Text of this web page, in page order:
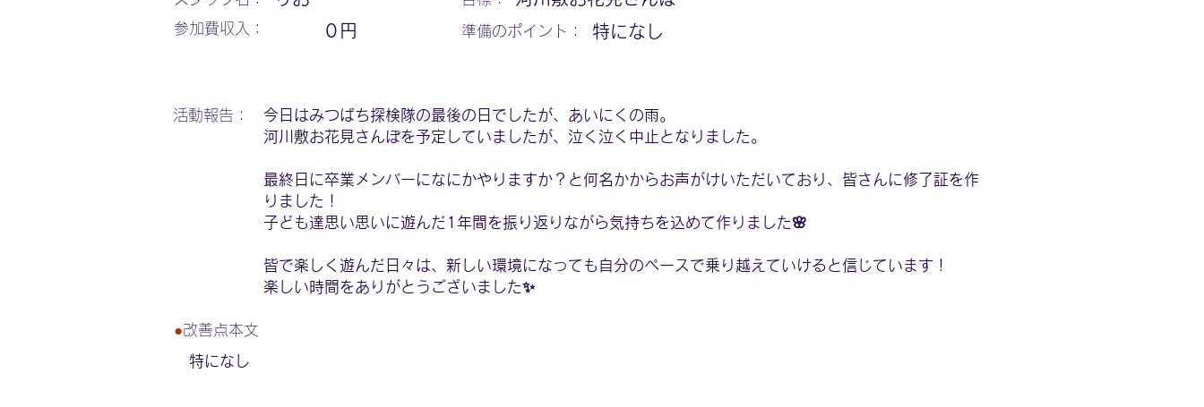
参加費収入：
0 円 ​準備のポイント： 特になし
活動報告：
今日はみつばち探検隊の最後の日でしたが、あいにくの雨。
河川敷お花見さんぽを予定していましたが、泣く泣く中止となりました。
最終日に卒業メンバーになにかやりますか？と何名かからお声がけいただいており、皆さんに修了証を作
りました！
子ども達思い思いに遊んだ1年間を振り返りながら気持ちを込めて作りました🌸
皆で楽しく遊んだ日々は、新しい環境になっても自分のペースで乗り越えていけると信じています！
楽しい時間をありがとうございました✨
●改善点本文
特になし